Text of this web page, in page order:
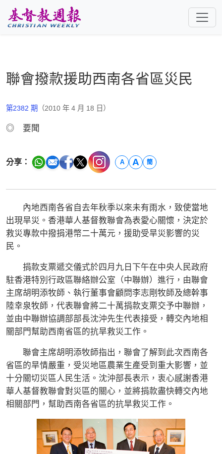
聯會撥款援助西南各省區災民
第2382 期 （2010 年 4 月 18 日）
◎ 要聞
分享： A A 簡
內地西南各省自去年秋季以來未有雨水，致使當地
出現旱災。香港華人基督教聯會為表愛心關懷，決定於
救災專款中撥捐港幣二十萬元，援助受旱災影響的災
民。
捐款支票遞交儀式於四月九日下午在中央人民政府
駐香港特別行政區聯絡辦公室（中聯辦）進行，由聯會
主席胡明添牧師、執行董事會顧問李志剛牧師及總幹事
陸幸泉牧師，代表聯會將二十萬捐款支票交予中聯辦，
並由中聯辦協調部部長沈沖先生代表接受，轉交內地相
關部門幫助西南省區的抗旱救災工作。
聯會主席胡明添牧師指出，聯會了解到此次西南各
省區的旱情嚴重，受災地區農業生產受到重大影響，並
十分關切災區人民生活。沈沖部長表示，衷心感謝香港
華人基督教聯會對災區的關心，並將捐款盡快轉交內地
相關部門，幫助西南各省區的抗旱救災工作。